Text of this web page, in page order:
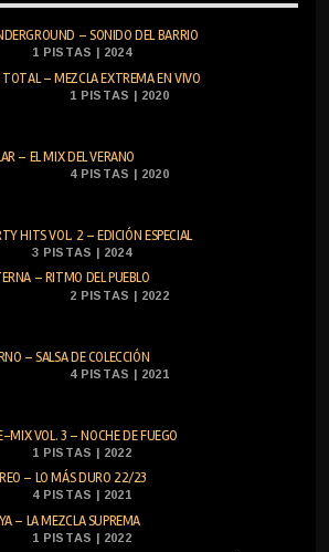
– SONIDO DEL BARRIO
1 PISTAS | 2024
TOTAL – MEZCLA EXTREMA EN VIVO
1 PISTAS | 2020
– EL MIX DEL VERANO
4 PISTAS | 2020
HITS VOL. 2 – EDICIÓN ESPECIAL
3 PISTAS | 2024
– RITMO DEL PUEBLO
2 PISTAS | 2022
– SALSA DE COLECCIÓN
4 PISTAS | 2021
MIX VOL. 3 – NOCHE DE FUEGO
1 PISTAS | 2022
– LO MÁS DURO 22/23
4 PISTAS | 2021
– LA MEZCLA SUPREMA
1 PISTAS | 2022